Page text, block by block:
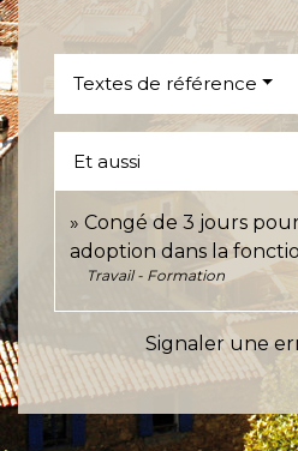
Textes de référence
Et aussi
Congé de 3 jours
adoption dans la
Travail - Formation
Signaler une